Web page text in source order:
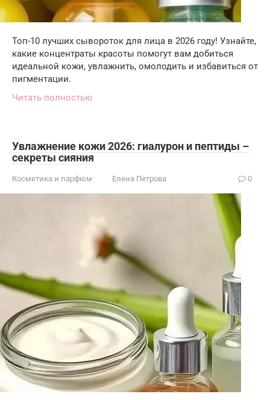
Топ-10 лучших сывороток для лица в 2026 году! Узнайте,
какие концентраты красоты помогут вам добиться
идеальной кожи, увлажнить, омолодить и избавиться от
пигментации.
Читать полностью
Увлажнение кожи 2026: гиалурон и пептиды –
секреты сияния
Косметика и парфюм Елена Петрова 0